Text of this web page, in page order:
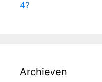
4?
Archieven